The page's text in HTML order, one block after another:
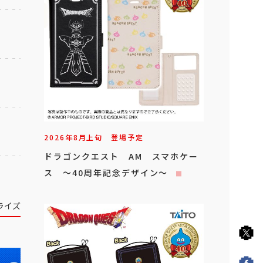
イズ
2026年8月上旬 登場予定
ドラゴンクエスト AM スマホケー
ス ～40周年記念デザイン～